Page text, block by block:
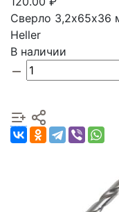
Сверло 3,2х65х36
Heller
В наличии